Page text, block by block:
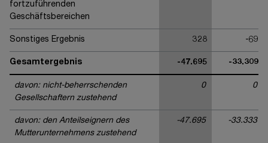
fortzuführenden
Geschäftsbereichen
Sonstiges Ergebnis 328 -69
Gesamtergebnis -47.695 -33.309
davon: nicht-beherrschenden
Gesellschaftern zustehend
0 0
davon: den Anteilseignern des
Mutterunternehmens zustehend
-47.695 -33.333